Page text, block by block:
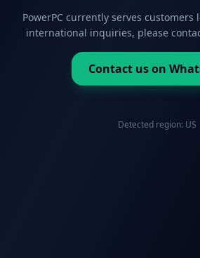
PowerPC currently serves customers
international inquiries, please
Contact us on
Detected region: US